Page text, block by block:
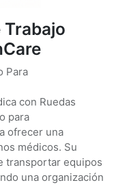
Trabajo
Para
con Ruedas
para
ofrecer una
médicos. Su
transportar equipos
una organización